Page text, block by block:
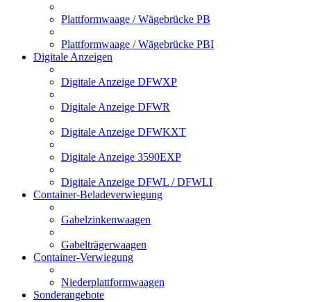
Plattformwaage / Wägebrücke PB
Plattformwaage / Wägebrücke PBI
Digitale Anzeigen
Digitale Anzeige DFWXP
Digitale Anzeige DFWR
Digitale Anzeige DFWKXT
Digitale Anzeige 3590EXP
Digitale Anzeige DFWL / DFWLI
Container-Beladeverwiegung
Gabelzinkenwaagen
Gabelträgerwaagen
Container-Verwiegung
Niederplattformwaagen
Sonderangebote